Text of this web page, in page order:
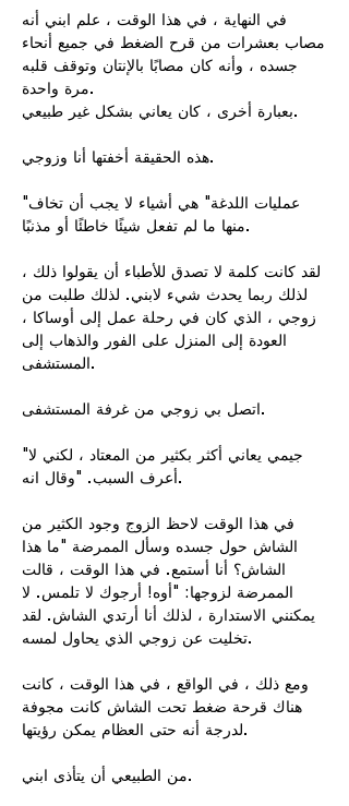
في النهاية ، في هذا الوقت ، علم ابني أنه
مصاب بعشرات من قرح الضغط في جميع أنحاء
جسده ، وأنه كان مصابًا بالإنتان وتوقف قلبه
مرة واحدة.
بعبارة أخرى ، كان يعاني بشكل غير طبيعي.
هذه الحقيقة أخفتها أنا وزوجي.
"عمليات اللدغة" هي أشياء لا يجب أن تخاف
منها ما لم تفعل شيئًا خاطئًا أو مذنبًا.
لقد كانت كلمة لا تصدق للأطباء أن يقولوا ذلك ،
لذلك ربما يحدث شيء لابني. لذلك طلبت من
زوجي ، الذي كان في رحلة عمل إلى أوساكا ،
العودة إلى المنزل على الفور والذهاب إلى
المستشفى.
اتصل بي زوجي من غرفة المستشفى.
"جيمي يعاني أكثر بكثير من المعتاد ، لكني لا
أعرف السبب. "وقال انه.
في هذا الوقت لاحظ الزوج وجود الكثير من
الشاش حول جسده وسأل الممرضة "ما هذا
الشاش؟ أنا أستمع. في هذا الوقت ، قالت
الممرضة لزوجها: "أوه! أرجوك لا تلمس. لا
يمكنني الاستدارة ، لذلك أنا أرتدي الشاش. لقد
تخليت عن زوجي الذي يحاول لمسه.
ومع ذلك ، في الواقع ، في هذا الوقت ، كانت
هناك قرحة ضغط تحت الشاش كانت مجوفة
لدرجة أنه حتى العظام يمكن رؤيتها.
من الطبيعي أن يتأذى ابني.